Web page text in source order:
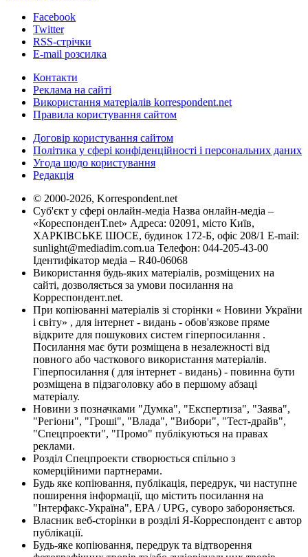
Facebook
Twitter
RSS-стрічки
E-mail розсилка
Контакти
Реклама на сайті
Використання матеріалів korrespondent.net
Правила користування сайтом
Договір користування сайтом
Політика у сфері конфіденційності і персональних даних
Угода щодо користування
Редакція
© 2000-2026, Korrespondent.net
Суб'єкт у сфері онлайн-медіа Назва онлайн-медіа –
«КореспонденТ.net» Адреса: 02091, місто Київ,
ХАРКІВСЬКЕ ШОСЕ, будинок 172-Б, офіс 208/1 E-mail:
sunlight@mediadim.com.ua Телефон: 044-205-43-00
Ідентифікатор медіа – R40-06068
Використання будь-яких матеріалів, розміщених на
сайті, дозволяється за умови посилання на
Корреспондент.net.
При копіюванні матеріалів зі сторінки « Новини України
і світу» , для інтернет - видань - обов'язкове пряме
відкрите для пошукових систем гіперпосилання .
Посилання має бути розміщена в незалежності від
повного або часткового використання матеріалів.
Гіперпосилання ( для інтернет - видань) - повинна бути
розміщена в підзаголовку або в першому абзаці
матеріалу.
Новини з позначками "Думка", "Експертиза", "Заява",
"Регіони", "Гроші", "Влада", "Вибори", "Тест-драйв",
"Спецпроекти", "Промо" публікуються на правах
реклами.
Розділ Спецпроекти створюється спільно з
комерційними партнерами.
Будь яке копіювання, публікація, передрук, чи наступне
поширення інформації, що містить посилання на
"Інтерфакс-Україна", EPA / UPG, суворо забороняється.
Власник веб-сторінки в розділі Я-Корреспондент є автор
публікації.
Будь-яке копіювання, передрук та відтворення